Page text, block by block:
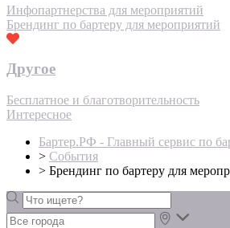
Инфопартнерства для мероприятий
Брендинг по бартеру для мероприятий
Другое
Бесплатное и благотворительность
Интересное
Бартер.РФ - Главный сервис по
> События
> Брендинг по бартеру для